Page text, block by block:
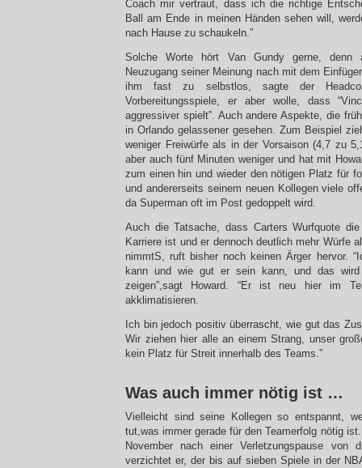
Coach mir vertraut, dass ich die richtige
Ball am Ende in meinen Händen sehen will,
nach Hause zu schaukeln.”
Solche Worte hört Van Gundy gerne, denn
Neuzugang seiner Meinung nach mit dem
ihm fast zu selbstlos, sagte der
Vorbereitungsspiele, er aber wolle, dass
aggressiver spielt”. Auch andere Aspekte, die
in Orlando gelassener gesehen. Zum Beispiel
weniger Freiwürfe als in der Vorsaison (4,7 zu
aber auch fünf Minuten weniger und hat mit
zum einen hin und wieder den nötigen Platz für
und andererseits seinem neuen Kollegen viele
da Superman oft im Post gedoppelt wird.
Auch die Tatsache, dass Carters Wurfquote
Karriere ist und er dennoch deutlich mehr Würfe
nimmtS, ruft bisher noch keinen Ärger hervor.
kann und wie gut er sein kann, und das
zeigen”,sagt Howard. “Er ist neu hier im
akklimatisieren.
Ich bin jedoch positiv überrascht, wie gut das
Wir ziehen hier alle an einem Strang, unser
kein Platz für Streit innerhalb des Teams.”
Was auch immer nötig ist …
Vielleicht sind seine Kollegen so entspannt,
tut,was immer gerade für den Teamerfolg nötig
November nach einer Verletzungspause von
verzichtet er, der bis auf sieben Spiele in der